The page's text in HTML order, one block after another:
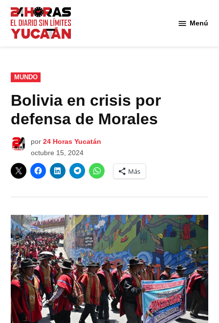
Saltar
contenido
Menú
PUBLICADO
EN
MUNDO
Bolivia en crisis por
defensa de Morales
por 24 Horas Yucatán
octubre 15, 2024
Más